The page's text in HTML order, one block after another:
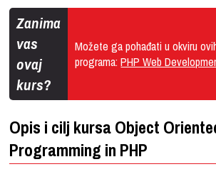
Zanima
vas
ovaj
kurs?
Možete ga pohađati u okviru
programa:PHP Web
Opis i cilj kursa Object
Programming in PHP